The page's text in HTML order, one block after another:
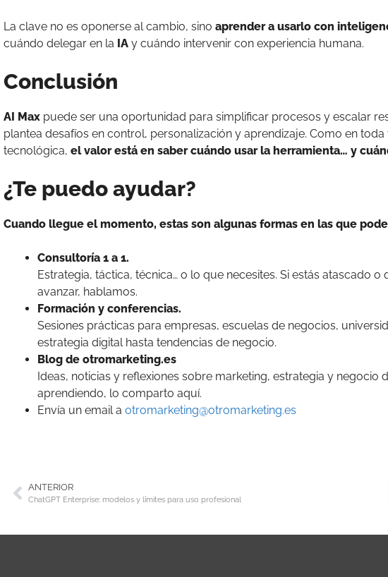
La clave no es oponerse al cambio, sino aprender a usarlo con
cuándo delegar en la IA y cuándo intervenir con experiencia humana.
Conclusión
AI Max puede ser una oportunidad para simplificar procesos y escalar
plantea desafíos en control, personalización y aprendizaje. Como en
tecnológica, el valor está en saber cuándo usar la herramienta… y
¿Te puedo ayudar?
Cuando llegue el momento, estas son algunas formas en las que
Consultoría 1 a 1.
Estrategia, táctica, técnica… o lo que necesites. Si estás atascado o
avanzar, hablamos.
Formación y conferencias.
Sesiones prácticas para empresas, escuelas de negocios,
estrategia digital hasta tendencias de negocio.
Blog de otromarketing.es
Ideas, noticias y reflexiones sobre marketing, estrategia y negocio
aprendiendo, lo comparto aquí.
Envía un email a otromarketing@otromarketing.es
ANTERIOR
ChatGPT Enterprise: modelos y límites para uso profesional